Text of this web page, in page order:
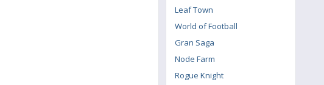
Leaf Town
World of Football
Gran Saga
Node Farm
Rogue Knight